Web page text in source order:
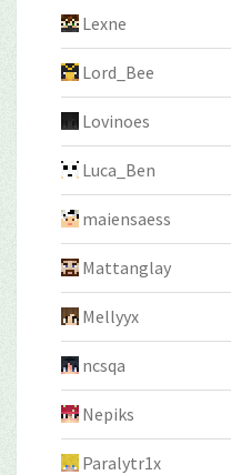
Lexne
Lord_Bee
Lovinoes
Luca_Ben
maiensaess
Mattanglay
Mellyyx
ncsqa
Nepiks
Paralytr1x